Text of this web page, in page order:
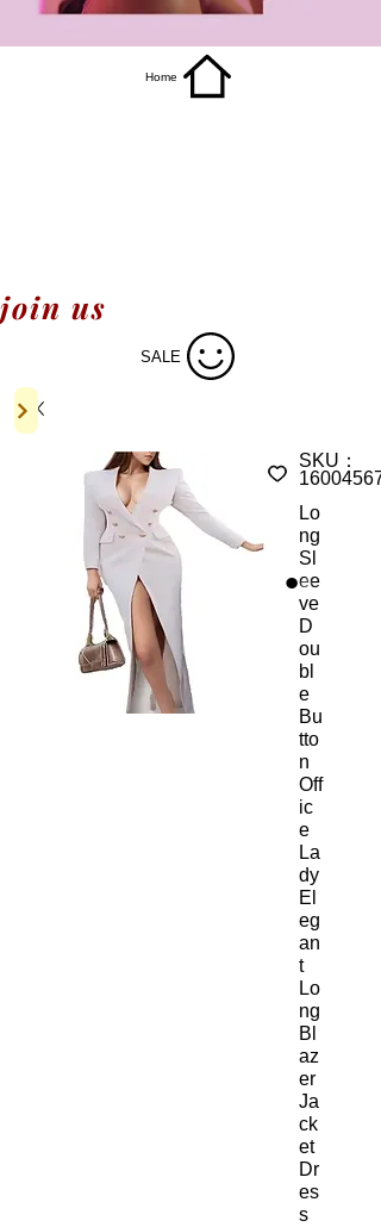
Home
join us
SALE
SKU：
Lo
ng
Sl
ee
ve
D
ou
bl
e
Bu
tto
n
Off
ic
e
La
dy
El
eg
an
t
Lo
ng
Bl
az
er
Ja
ck
et
Dr
es
s